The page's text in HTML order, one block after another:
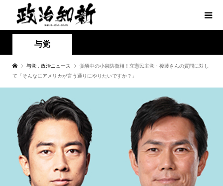
与党
与党 政治ニュース
覚醒中の小泉防衛相！立憲民主党・後藤さんの質問に対し
て「そんなにアメリカが言う通りにやりたいですか？」